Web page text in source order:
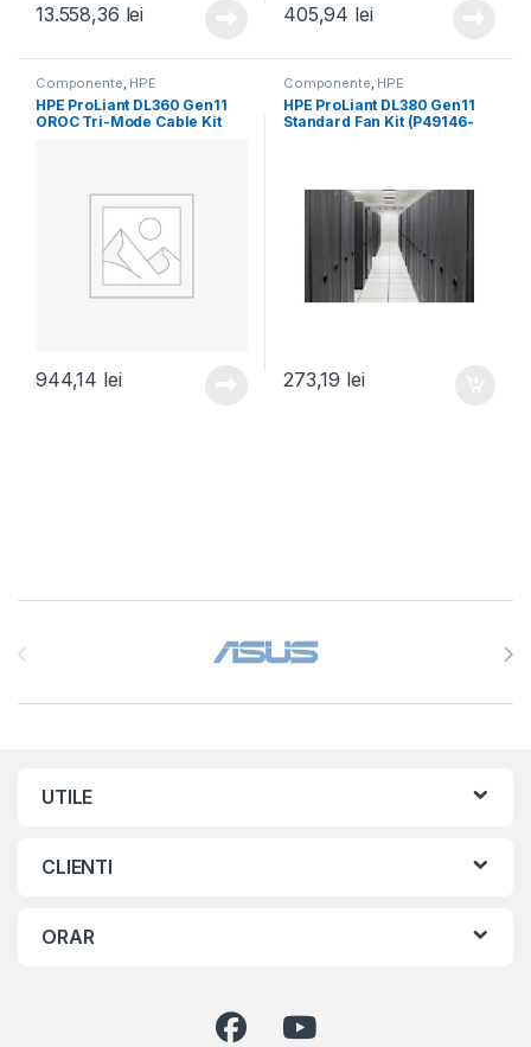
13.558,36 lei 405,94 lei
Componente, HPE
HPE ProLiant DL360 Gen11
OROC Tri-Mode Cable Kit
944,14 lei
Componente, HPE
HPE ProLiant DL380 Gen11
Standard Fan Kit (P49146-
273,19 lei
UTILE
CLIENTI
ORAR